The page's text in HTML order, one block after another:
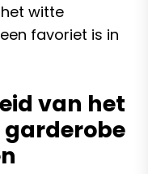
witte
favoriet is in
van het